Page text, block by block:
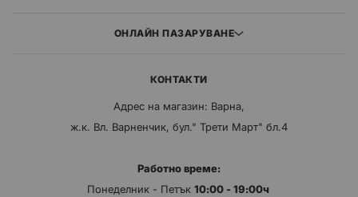
ОНЛАЙН ПАЗАРУВАНЕ
КОНТАКТИ
Адрес на магазин: Варна,
ж.к. Вл. Варненчик, бул." Трети Март" бл.4
Работно време:
Понеделник - Петък 10:00 - 19:00ч